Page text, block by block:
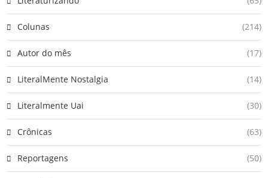
Colunas (214)
Autor do mês (17)
LiteralMente Nostalgia (14)
Literalmente Uai (30)
Crônicas (63)
Reportagens (50)